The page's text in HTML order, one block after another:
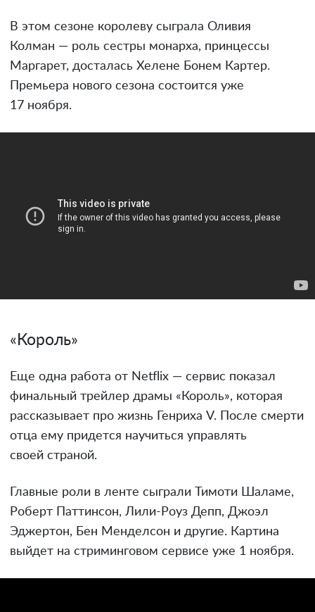
В этом сезоне королеву сыграла Оливия
Колман — роль сестры монарха, принцессы
Маргарет, досталась Хелене Бонем Картер.
Премьера нового сезона состоится уже
17 ноября.
«Король»
Еще одна работа от Netflix — сервис показал
финальный трейлер драмы «Король», которая
рассказывает про жизнь Генриха V. После смерти
отца ему придется научиться управлять
своей страной.
Главные роли в ленте сыграли Тимоти Шаламе,
Роберт Паттинсон, Лили-Роуз Депп, Джоэл
Эджертон, Бен Менделсон и другие. Картина
выйдет на стриминговом сервисе уже 1 ноября.